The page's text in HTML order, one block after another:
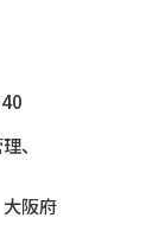
、
阪府